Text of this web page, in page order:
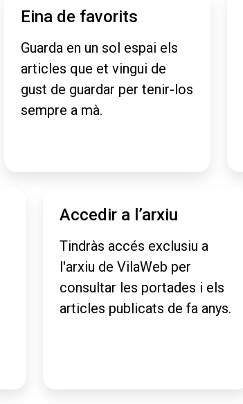
Eina de favorits
Guarda en un sol espai els
articles que et vingui de
gust de guardar per tenir-los
sempre a mà.
Accedir a l’arxiu
Tindràs accés exclusiu a
l'arxiu de VilaWeb per
consultar les portades i els
articles publicats de fa anys.